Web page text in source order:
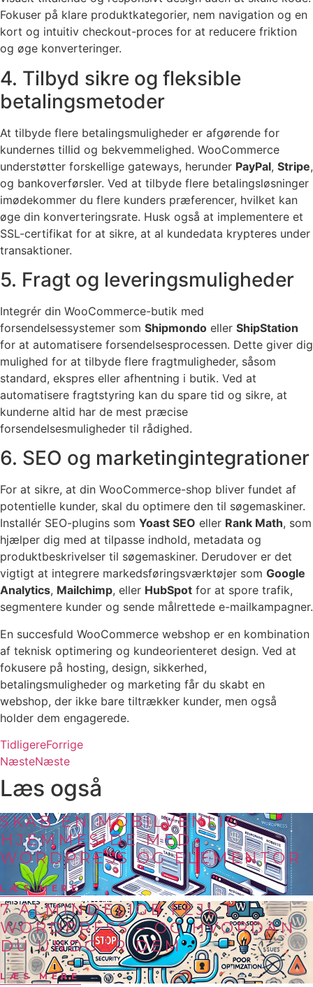
Fokuser på klare produktkategorier, nem navigation og en
kort og intuitiv checkout-proces for at reducere friktion
og øge konverteringer.
4. Tilbyd sikre og fleksible
betalingsmetoder
At tilbyde flere betalingsmuligheder er afgørende for
kundernes tillid og bekvemmelighed. WooCommerce
understøtter forskellige gateways, herunder PayPal, Stripe,
og bankoverførsler. Ved at tilbyde flere betalingsløsninger
imødekommer du flere kunders præferencer, hvilket kan
øge din konverteringsrate. Husk også at implementere et
SSL-certifikat for at sikre, at al kundedata krypteres under
transaktioner.
5. Fragt og leveringsmuligheder
Integrér din WooCommerce-butik med
forsendelsessystemer som Shipmondo eller ShipStation
for at automatisere forsendelsesprocessen. Dette giver dig
mulighed for at tilbyde flere fragtmuligheder, såsom
standard, ekspres eller afhentning i butik. Ved at
automatisere fragtstyring kan du spare tid og sikre, at
kunderne altid har de mest præcise
forsendelsesmuligheder til rådighed.
6. SEO og marketingintegrationer
For at sikre, at din WooCommerce-shop bliver fundet af
potentielle kunder, skal du optimere den til søgemaskiner.
Installér SEO-plugins som Yoast SEO eller Rank Math, som
hjælper dig med at tilpasse indhold, metadata og
produktbeskrivelser til søgemaskiner. Derudover er det
vigtigt at integrere markedsføringsværktøjer som Google
Analytics, Mailchimp, eller HubSpot for at spore trafik,
segmentere kunder og sende målrettede e-mailkampagner.
En succesfuld WooCommerce webshop er en kombination
af teknisk optimering og kundeorienteret design. Ved at
fokusere på hosting, design, sikkerhed,
betalingsmuligheder og marketing får du skabt en
webshop, der ikke bare tiltrækker kunder, men også
holder dem engagerede.
TidligereForrige
NæsteNæste
Læs også
SKAB EN MOBILVENLIG
HJEMMESIDE MED
WORDPRESS OG ELEMENTOR
LÆS MERE
7 ALMINDELIGE FEJL I
WORDPRESS – OG HVORDAN
DU UNDGÅR DEM
LÆS MERE